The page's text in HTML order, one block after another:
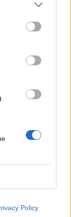
Policy